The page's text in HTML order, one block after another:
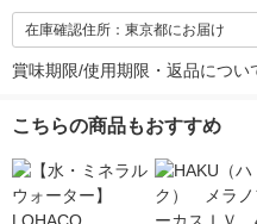
在庫確認住所：東京都にお届け
賞味期限/使用期限・返品につい
こちらの商品もおすすめ